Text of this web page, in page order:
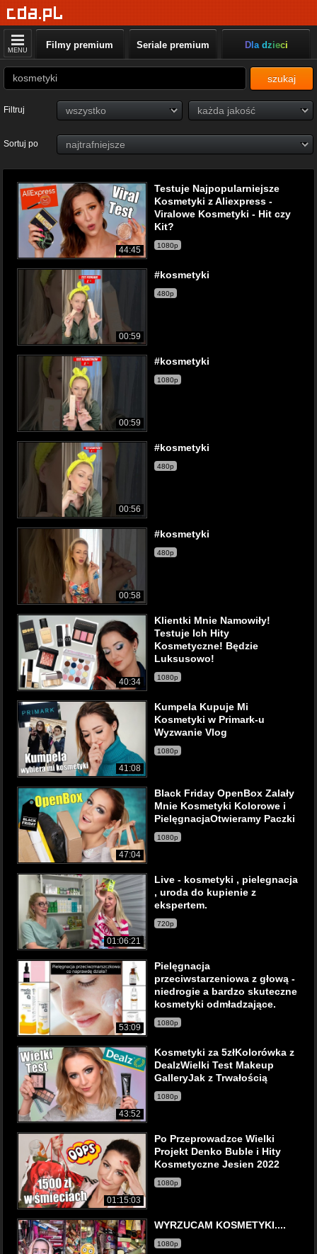
MENU Filmy premium Seriale premium Dla dzieci
szukaj
Filtruj
Sortuj po
44:45
Testuje Najpopularniejsze
Kosmetyki z Aliexpress -
Viralowe Kosmetyki - Hit czy
Kit?
1080p
00:59
#kosmetyki
480p
00:59
#kosmetyki
1080p
00:56
#kosmetyki
480p
00:58
#kosmetyki
480p
40:34
Klientki Mnie Namowiły!
Testuje Ich Hity
Kosmetyczne! Będzie
Luksusowo!
1080p
41:08
Kumpela Kupuje Mi
Kosmetyki w Primark-u
Wyzwanie Vlog
1080p
47:04
Black Friday OpenBox Zalały
Mnie Kosmetyki Kolorowe i
PielęgnacjaOtwieramy Paczki
1080p
01:06:21
Live - kosmetyki , pielegnacja
, uroda do kupienie z
ekspertem.
720p
53:09
Pielęgnacja
przeciwstarzeniowa z głową -
niedrogie a bardzo skuteczne
kosmetyki odmładzające.
1080p
43:52
Kosmetyki za 5złKolorówka z
DealzWielki Test Makeup
GalleryJak z Trwałością
1080p
01:15:03
Po Przeprowadzce Wielki
Projekt Denko Buble i Hity
Kosmetyczne Jesien 2022
1080p
WYRZUCAM KOSMETYKI....
1080p